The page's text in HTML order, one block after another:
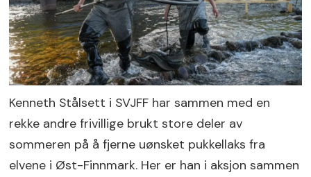
Kenneth Stålsett i SVJFF har sammen med en
rekke andre frivillige brukt store deler av
sommeren på å fjerne uønsket pukkellaks fra
elvene i Øst-Finnmark. Her er han i aksjon sammen